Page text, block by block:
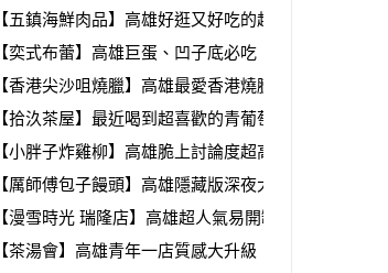
【五鎮海鮮肉品】高雄好逛又好吃的超市，活體海鮮
【奕式布蕾】高雄巨蛋、凹子底必吃，質感滿分水果
【香港尖沙咀燒臘】高雄最愛香港燒臘，新分店必吃
【拾汣茶屋】最近喝到超喜歡的青葡萄手搖，梔茉青
【小胖子炸雞柳】高雄脆上討論度超高的炸雞柳，就
【厲師傅包子饅頭】高雄隱藏版深夜大肉包，現蒸出
【漫雪時光 瑞隆店】高雄超人氣易開罐雪花冰，夏天
【茶湯會】高雄青年一店質感大升級，新推出刈包、